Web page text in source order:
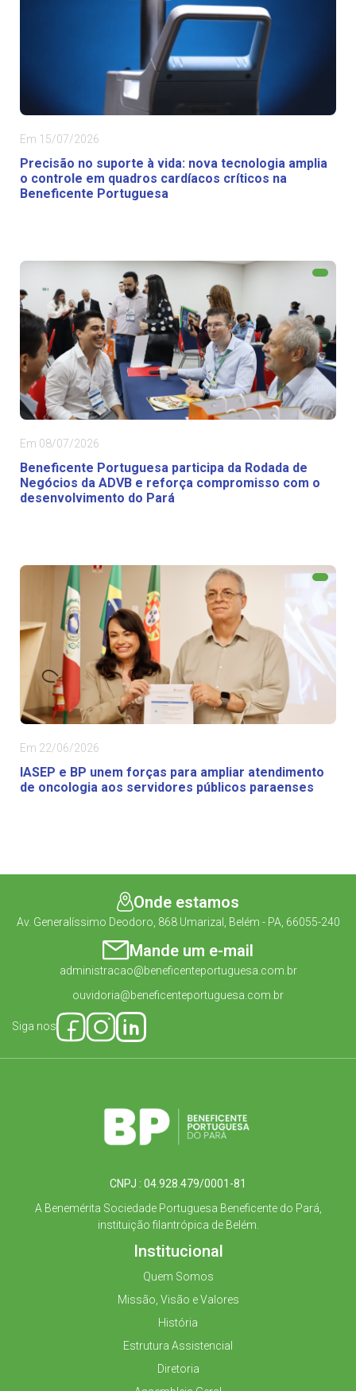
Em 15/07/2026
Precisão no suporte à vida: nova tecnologia amplia
o controle em quadros cardíacos críticos na
Beneficente Portuguesa
Em 08/07/2026
Beneficente Portuguesa participa da Rodada de
Negócios da ADVB e reforça compromisso com o
desenvolvimento do Pará
Em 22/06/2026
IASEP e BP unem forças para ampliar atendimento
de oncologia aos servidores públicos paraenses
Onde estamos
Av. Generalíssimo Deodoro, 868 Umarizal, Belém - PA, 66055-240
Mande um e-mail
administracao@beneficenteportuguesa.com.br
ouvidoria@beneficenteportuguesa.com.br
Siga nos
CNPJ : 04.928.479/0001-81
A Benemérita Sociedade Portuguesa Beneficente do Pará,
instituição filantrópica de Belém.
Institucional
Quem Somos
Missão, Visão e Valores
História
Estrutura Assistencial
Diretoria